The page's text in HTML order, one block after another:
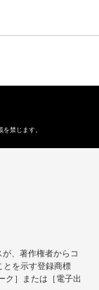
禁じます。
、著作権者からコ
とを示す登録商標
ク］または［電子出